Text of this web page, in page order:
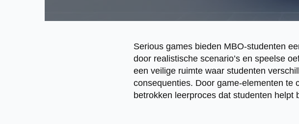
Serious games bieden MBO-studenten
door realistische scenario’s en speelse
een veilige ruimte waar studenten
consequenties. Door game-elementen te
betrokken leerproces dat studenten